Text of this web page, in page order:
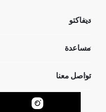
ديفاكتو
تعرف علينا
مساعدة
عمليات الارجاع و الاستبدال السهلة
تتبع الشحنة
كيف يمكنك التسوق في ديفاكتو ؟
تواصل معنا
نموذج الاتصال